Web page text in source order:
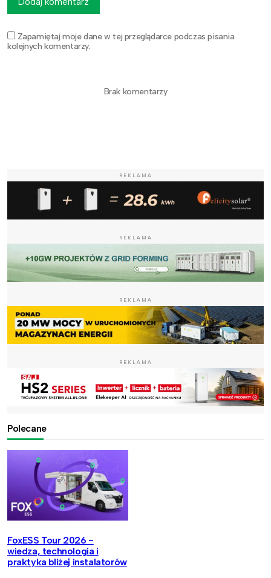
Zapamiętaj moje dane w tej przeglądarce podczas pisania
kolejnych komentarzy.
Brak komentarzy
REKLAMA
REKLAMA
REKLAMA
REKLAMA
Polecane
FoxESS Tour 2026 -
wiedza, technologia i
praktyka bliżej instalatorów